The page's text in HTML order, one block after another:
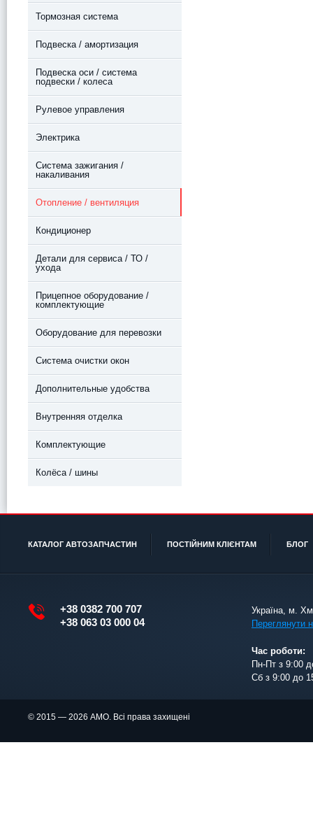
Тормозная система
Подвеска / амортизация
Подвеска оси / система
подвески / колеса
Рулевое управления
Электрика
Система зажигания /
накаливания
Отопление / вентиляция
Кондиционер
Детали для сервиса / ТО /
ухода
Прицепное оборудование /
комплектующие
Оборудование для перевозки
Система очистки окон
Дополнительные удобства
Внутренняя отделка
Комплектующие
Колёса / шины
КАТАЛОГ АВТОЗАПЧАСТИН ПОСТІЙНИМ КЛІЄНТАМ БЛОГ
+38 0382 700 707
+38 063 03 000 04
Україна, м.
Переглянути
Час роботи:
Пн-Пт з 9:00
Сб з 9:00 до
© 2015 — 2026 АМО. Всі права захищені